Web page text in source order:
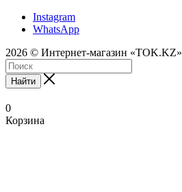
Instagram
WhatsApp
2026 © Интернет-магазин «TOK.KZ»
Найти
0
Корзина